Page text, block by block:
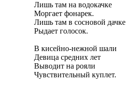
Лишь там на водокачке
Моргает фонарек.
Лишь там в сосновой дачке
Рыдает голосок.
В кисейно-нежной шали
Девица средних лет
Выводит на рояли
Чувствительный куплет.